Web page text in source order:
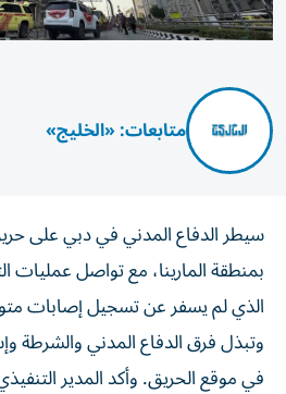
متابعات: «الخليج»
سيطر الدفاع المدني في دبي على
بمنطقة المارينا، مع تواصل عمليات
الذي لم يسفر عن تسجيل إصابات
وتبذل فرق الدفاع المدني والشرطة
في موقع الحريق. وأكد المدير